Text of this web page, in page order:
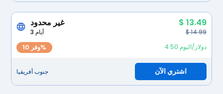
غير محدود $ 13.49
3 أيام $ 14.99
وفر 10% 4.50 دولار/اليوم
جنوب أفريقيا اشتري الآن